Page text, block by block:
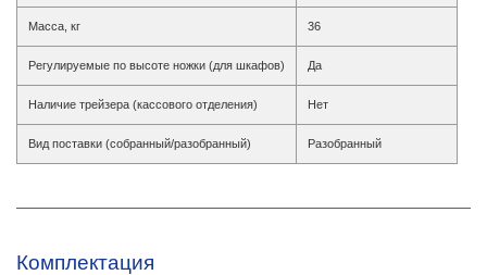
Масса, кг 36
Регулируемые по высоте ножки (для шкафов) Да
Наличие трейзера (кассового отделения) Нет
Вид поставки (собранный/разобранный) Разобранный
Комплектация